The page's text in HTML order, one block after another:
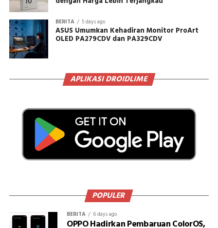
BERITA 5 days ago
ASUS Umumkan Kehadiran Monitor ProArt
OLED PA279CDV dan PA329CDV
APLIKASI DROIDLIME
POPULER
BERITA 6 days ago
OPPO Hadirkan Pembaruan ColorOS,